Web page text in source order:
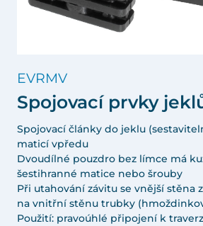
EVRMV
Spojovací prvky
Spojovací články do jeklu
maticí vpředu
Dvoudílné pouzdro bez límce má
šestihranné matice nebo šrouby
Při utahování závitu se vnější stěna
na vnitřní stěnu trubky
Použití: pravoúhlé připojení k